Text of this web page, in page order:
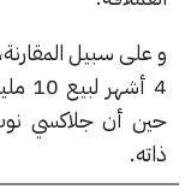
سبيل المقارنة،